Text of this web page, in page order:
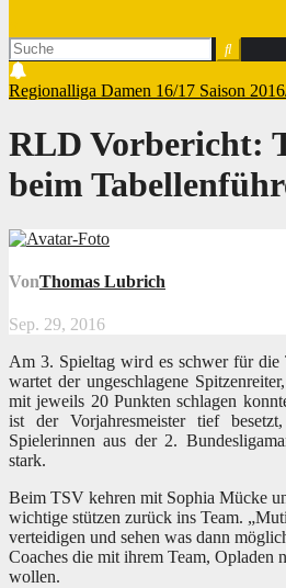
Regionalliga Damen 16/17 Saison
RLD Vorbericht:
beim
VonThomas Lubrich
Sep. 29, 2016
Am 3. Spieltag wird es schwer für
wartet der ungeschlagene
mit jeweils 20 Punkten schlagen
ist der Vorjahresmeister tief
Spielerinnen aus der 2.
stark.
Beim TSV kehren mit Sophia Mücke
wichtige stützen zurück ins Team.
verteidigen und sehen was dann
Coaches die mit ihrem Team, Opladen
wollen.